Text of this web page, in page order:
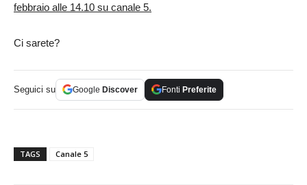
febbraio alle 14.10 su canale 5.
Ci sarete?
Seguici su Google Discover Fonti Preferite
TAGS Canale 5